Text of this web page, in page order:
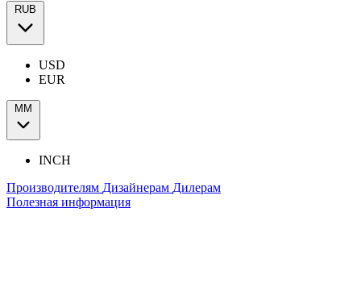
RUB
USD
EUR
ММ
INCH
Производителям Дизайнерам Дилерам
Полезная информация